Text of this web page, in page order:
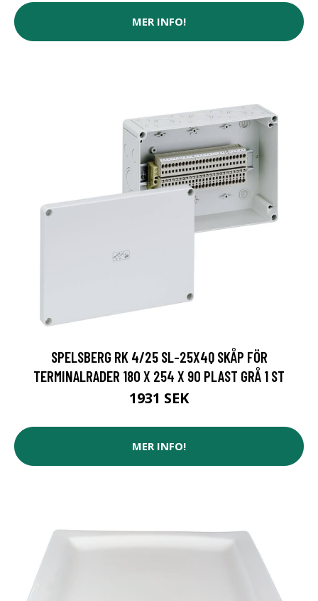
MER INFO!
SPELSBERG RK 4/25 SL-25X4Q SKÅP FÖR
TERMINALRADER 180 X 254 X 90 PLAST GRÅ 1 ST
1931 SEK
MER INFO!